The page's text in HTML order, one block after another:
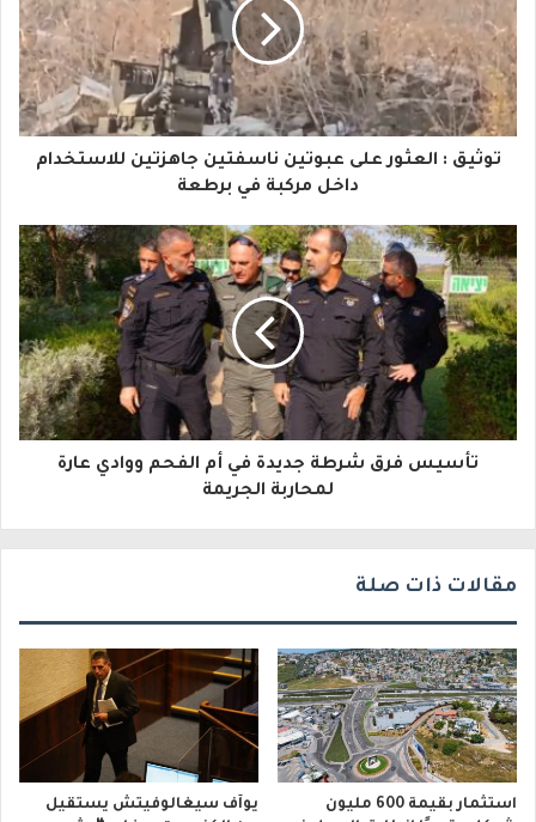
ي
د
ك
ا
إ
ل
ك
ت
ر
و
توثيق : العثور على عبوتين ناسفتين جاهزتين للاستخدام
داخل مركبة في برطعة
تأسيس فرق شرطة جديدة في أم الفحم ووادي عارة
لمحاربة الجريمة
مقالات ذات صلة
استثمار بقيمة 600 مليون
يوآف سيغالوفيتش يستقيل